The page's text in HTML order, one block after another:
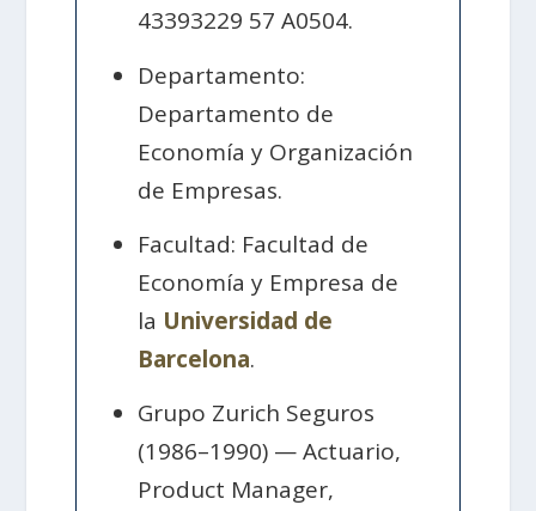
43393229 57 A0504.
Departamento:
Departamento de
Economía y Organización
de Empresas.
Facultad: Facultad de
Economía y Empresa de
la Universidad de
Barcelona.
Grupo Zurich Seguros
(1986–1990) — Actuario,
Product Manager,